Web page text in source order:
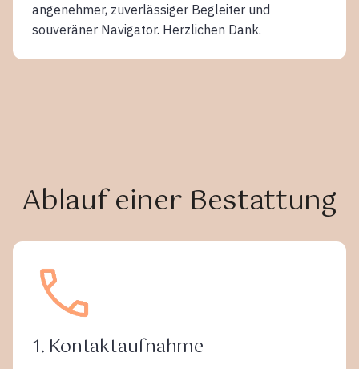
angenehmer, zuverlässiger Begleiter und
souveräner Navigator. Herzlichen Dank.
Ablauf einer Bestattung
1. Kontaktaufnahme